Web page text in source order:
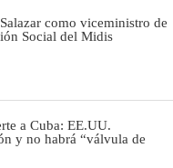
como viceministro de
Social del Midis
a Cuba: EE.UU.
y no habrá “válvula de